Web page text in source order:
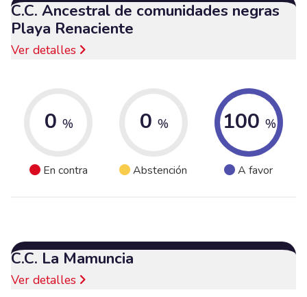
C.C. Ancestral de comunidades negras
Playa Renaciente
Ver detalles
0 %
En contra
0 %
Abstención
100 %
A favor
C.C. La Mamuncia
Ver detalles